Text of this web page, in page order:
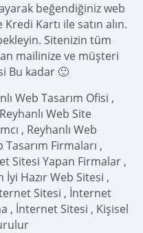
beğendiğiniz web
Kartı ile satın alın.
Sitenizin tüm
mailinize ve müşteri
Bu kadar 🙂
Web Tasarım Ofisi ,
Web Site
, Reyhanlı Web
Tasarım Firmaları ,
Sitesi Yapan Firmalar ,
İyi Hazır Web Sitesi ,
Sitesi , İnternet
, İnternet Sitesi , Kişisel